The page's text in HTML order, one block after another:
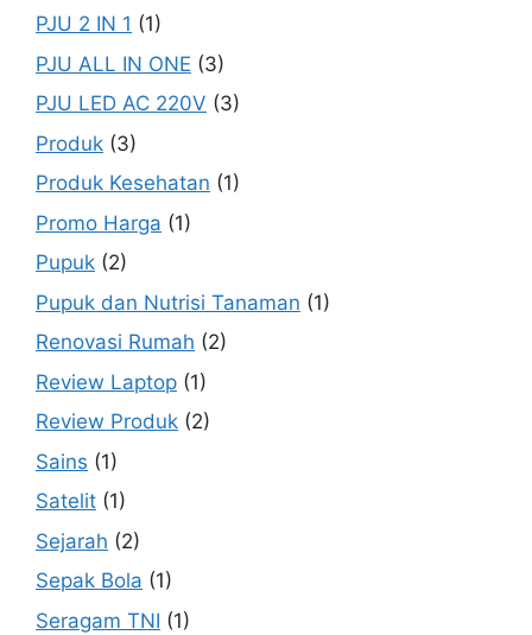
PJU 2 IN 1 (1)
PJU ALL IN ONE (3)
PJU LED AC 220V (3)
Produk (3)
Produk Kesehatan (1)
Promo Harga (1)
Pupuk (2)
Pupuk dan Nutrisi Tanaman (1)
Renovasi Rumah (2)
Review Laptop (1)
Review Produk (2)
Sains (1)
Satelit (1)
Sejarah (2)
Sepak Bola (1)
Seragam TNI (1)